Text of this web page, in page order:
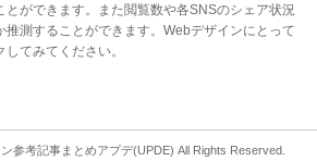
ができます。また閲覧数や各SNSのシェア状況
測することができます。Webデザインにとって
てみてください。
参考記事まとめアプデ(UPDE) All Rights Reserved.